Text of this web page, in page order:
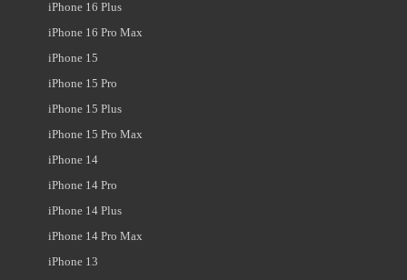
iPhone 16 Plus
iPhone 16 Pro Max
iPhone 15
iPhone 15 Pro
iPhone 15 Plus
iPhone 15 Pro Max
iPhone 14
iPhone 14 Pro
iPhone 14 Plus
iPhone 14 Pro Max
iPhone 13